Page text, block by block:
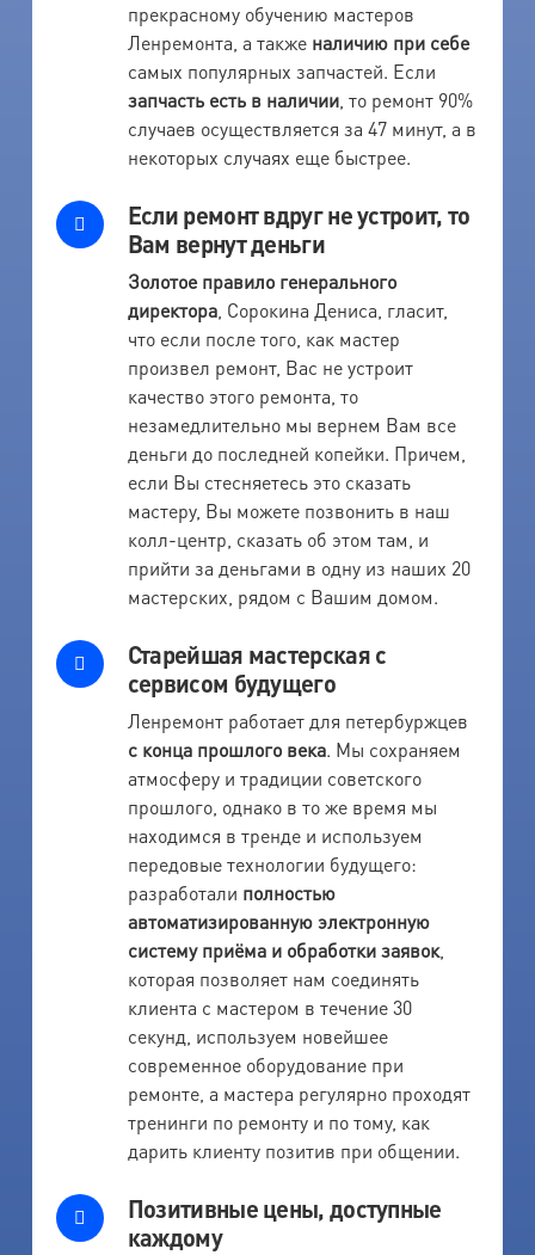
прекрасному обучению мастеров
Ленремонта, а также наличию при себе
самых популярных запчастей. Если
запчасть есть в наличии, то ремонт 90%
случаев осуществляется за 47 минут, а в
некоторых случаях еще быстрее.
Если ремонт вдруг не устроит, то
Вам вернут деньги
Золотое правило генерального
директора, Сорокина Дениса, гласит,
что если после того, как мастер
произвел ремонт, Вас не устроит
качество этого ремонта, то
незамедлительно мы вернем Вам все
деньги до последней копейки. Причем,
если Вы стесняетесь это сказать
мастеру, Вы можете позвонить в наш
колл-центр, сказать об этом там, и
прийти за деньгами в одну из наших 20
мастерских, рядом с Вашим домом.
Старейшая мастерская с
сервисом будущего
Ленремонт работает для петербуржцев
с конца прошлого века. Мы сохраняем
атмосферу и традиции советского
прошлого, однако в то же время мы
находимся в тренде и используем
передовые технологии будущего:
разработали полностью
автоматизированную электронную
систему приёма и обработки заявок,
которая позволяет нам соединять
клиента с мастером в течение 30
секунд, используем новейшее
современное оборудование при
ремонте, а мастера регулярно проходят
тренинги по ремонту и по тому, как
дарить клиенту позитив при общении.
Позитивные цены, доступные
каждому